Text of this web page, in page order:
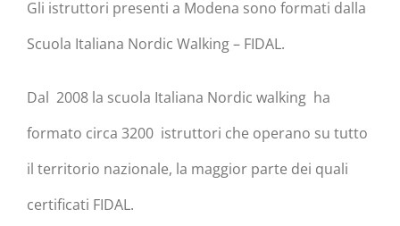
Gli istruttori presenti a Modena sono formati dalla
Scuola Italiana Nordic Walking – FIDAL.
Dal 2008 la scuola Italiana Nordic walking ha
formato circa 3200 istruttori che operano su tutto
il territorio nazionale, la maggior parte dei quali
certificati FIDAL.